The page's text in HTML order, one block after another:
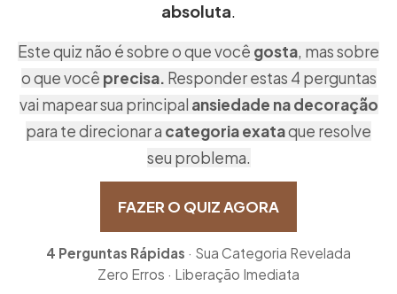
absoluta.
Este quiz não é sobre o que você gosta, mas sobre
o que você precisa. Responder estas 4 perguntas
vai mapear sua principal ansiedade na decoração
para te direcionar a categoria exataque resolve
seu problema.
FAZER O QUIZ AGORA
4 Perguntas Rápidas · Sua Categoria Revelada
Zero Erros · Liberação Imediata